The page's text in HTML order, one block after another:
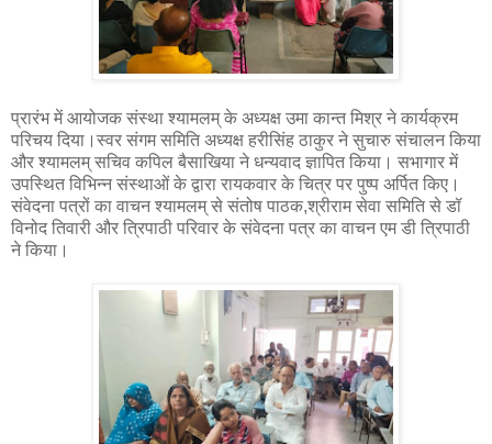
प्रारंभ में आयोजक संस्था श्यामलम् के अध्यक्ष उमा कान्त मिश्र ने कार्यक्रम
परिचय दिया।स्वर संगम समिति अध्यक्ष हरीसिंह ठाकुर ने सुचारु संचालन किया
और श्यामलम् सचिव कपिल बैसाखिया ने धन्यवाद ज्ञापित किया। सभागार में
उपस्थित विभिन्न संस्थाओं के द्वारा रायकवार के चित्र पर पुष्प अर्पित किए।
संवेदना पत्रों का वाचन श्यामलम् से संतोष पाठक,श्रीराम सेवा समिति से डॉ
विनोद तिवारी और त्रिपाठी परिवार के संवेदना पत्र का वाचन एम डी त्रिपाठी
ने किया।